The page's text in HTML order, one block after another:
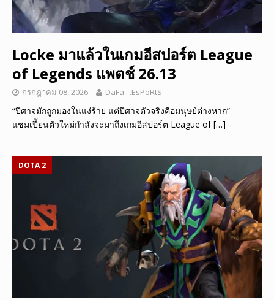
Locke มาแล้วในเกมอีสปอร์ต League
of Legends แพตช์ 26.13
กรกฎาคม 08, 2026 DaFa._.EsPoRtS
“ปีศาจมักถูกมองในแง่ร้าย แต่ปีศาจตัวจริงคือมนุษย์ต่างหาก”
แชมเปี้ยนตัวใหม่กำลังจะมาถึงเกมอีสปอร์ต League of[…]
DOTA 2